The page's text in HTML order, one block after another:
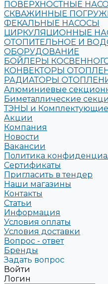
ПОВЕРХНОСТНЫЕ
СКВАЖИННЫЕ
ФЕКАЛЬНЫЕ НАСОСЫ
ЦИРКУЛЯЦИОННЫЕ
ОТОПИТЕЛЬНОЕ И
ОБОРУДОВАНИЕ
БОЙЛЕРЫ
КОНВЕКТОРЫ
РАДИАТОРЫ
Алюминиевые
Биметаллические
ТЭНЫ и Комплектующие
Акции
Компания
Новости
Вакансии
Политика
Сертификаты
Пригласить в тендер
Наши магазины
Контакты
Статьи
Информация
Условия оплаты
Условия доставки
Вопрос - ответ
Бренды
Задать вопрос
Войти
Логин